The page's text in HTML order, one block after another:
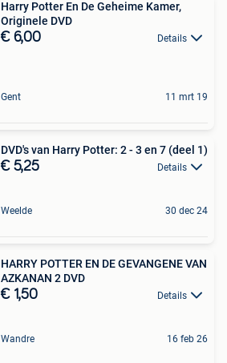
Harry Potter En De Geheime Kamer,
Originele DVD
€ 6,00 Details
Gent 11 mrt 19
DVD's van Harry Potter: 2 - 3 en 7 (deel 1)
€ 5,25 Details
Weelde 30 dec 24
HARRY POTTER EN DE GEVANGENE VAN
AZKANAN 2 DVD
€ 1,50 Details
Wandre 16 feb 26